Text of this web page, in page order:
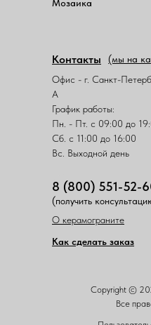
Copyright ©
Все
Мозаика
Контакты
Офис - г. Санкт-
А
График работы:
Пн. - Пт. с 09:00 до
Сб. с 11:00 до 16:00
Вс. Выходной день
8 (800) 551-52-
(мы на
(получить
О керамограните
Как сделать заказ